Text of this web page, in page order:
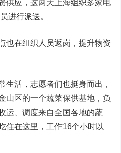
供应，这两天上海组织多家电
进行派送。
也在组织人员返岗，提升物资
生活，志愿者们也挺身而出，
山区的一个蔬菜保供基地，负
运、调度来自全国各地的蔬
住在这里，工作16个小时以